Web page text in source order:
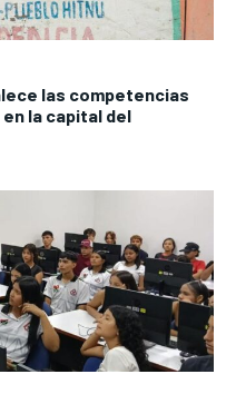
las competencias
la capital del